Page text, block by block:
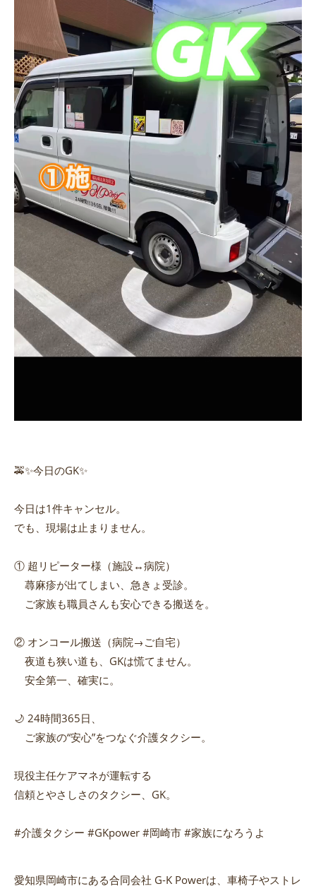
🚕✨今日のGK✨
今日は1件キャンセル。
でも、現場は止まりません。
① 超リピーター様（施設↔️病院）
蕁麻疹が出てしまい、急きょ受診。
ご家族も職員さんも安心できる搬送を。
② オンコール搬送（病院→ご自宅）
夜道も狭い道も、GKは慌てません。
安全第一、確実に。
🌙 24時間365日、
ご家族の“安心”をつなぐ介護タクシー。
現役主任ケアマネが運転する
信頼とやさしさのタクシー、GK。
#介護タクシー #GKpower #岡崎市 #家族になろうよ
愛知県岡崎市にある合同会社 G-K Powerは、車椅子やストレ